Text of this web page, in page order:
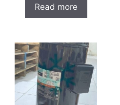
u
Read more